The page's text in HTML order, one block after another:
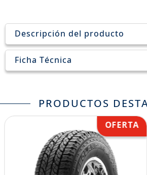
Descripción del producto
Ficha Técnica
PRODUCTOS